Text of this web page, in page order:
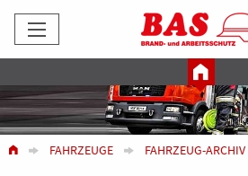
FAHRZEUGE FAHRZEUG-ARCHIV